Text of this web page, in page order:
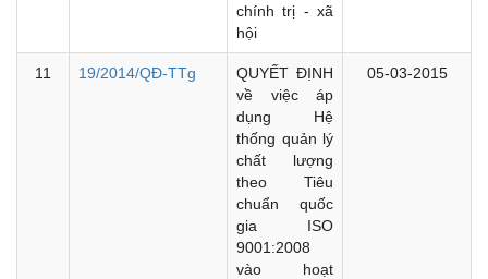
chính trị - xã
hội
11 19/2014/QĐ-TTg
QUYẾT ĐỊNH
về việc áp
dụng Hệ
thống quản lý
chất lượng
theo Tiêu
chuẩn quốc
gia ISO
9001:2008
vào hoạt
05-03-2015